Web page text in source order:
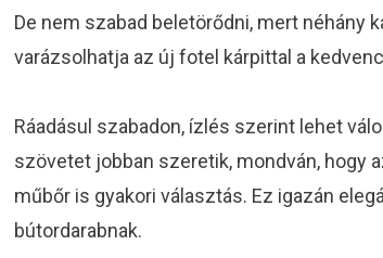
De nem szabad beletörődni, mert néhány
varázsolhatja az új fotel kárpittal a
Ráadásul szabadon, ízlés szerint lehet
szövetet jobban szeretik, mondván, hogy
műbőr is gyakori választás. Ez igazán
bútordarabnak.